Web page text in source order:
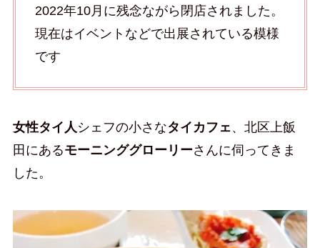
2022年10月に残念ながら閉店されました。
現在はイベントなどで出展されている模様
です
女性タイ人 シェフの小さなタイカフェ、北区上飯
田にあるモーニンググローリーさんに伺ってきま
した。